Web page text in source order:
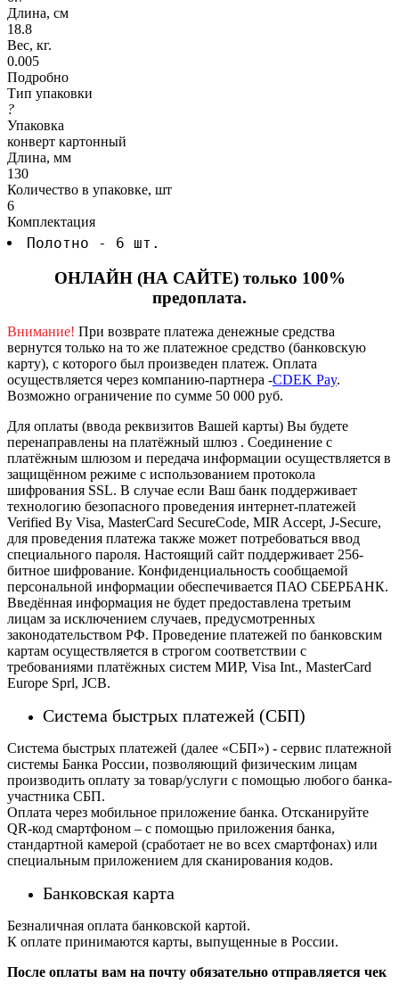
Длина, см
18.8
Вес, кг.
0.005
Подробно
Тип упаковки
?
Упаковка
конверт картонный
Длина, мм
130
Количество в упаковке, шт
6
Комплектация
Полотно - 6 шт.
ОНЛАЙН (НА САЙТЕ) только 100%
предоплата.
Внимание! При возврате платежа денежные средства
вернутся только на то же платежное средство (банковскую
карту), с которого был произведен платеж. Оплата
осуществляется через компанию-партнера -CDEK Pay.
Возможно ограничение по сумме 50 000 руб.
Для оплаты (ввода реквизитов Вашей карты) Вы будете
перенаправлены на платёжный шлюз . Соединение с
платёжным шлюзом и передача информации осуществляется в
защищённом режиме с использованием протокола
шифрования SSL. В случае если Ваш банк поддерживает
технологию безопасного проведения интернет-платежей
Verified By Visa, MasterCard SecureCode, MIR Accept, J-Secure,
для проведения платежа также может потребоваться ввод
специального пароля. Настоящий сайт поддерживает 256-
битное шифрование. Конфиденциальность сообщаемой
персональной информации обеспечивается ПАО СБЕРБАНК.
Введённая информация не будет предоставлена третьим
лицам за исключением случаев, предусмотренных
законодательством РФ. Проведение платежей по банковским
картам осуществляется в строгом соответствии с
требованиями платёжных систем МИР, Visa Int., MasterCard
Europe Sprl, JCB.
Система быстрых платежей (СБП)
Система быстрых платежей (далее «СБП») - сервис платежной
системы Банка России, позволяющий физическим лицам
производить оплату за товар/услуги с помощью любого банка-
участника СБП.
Оплата через мобильное приложение банка. Отсканируйте
QR-код смартфоном – с помощью приложения банка,
стандартной камерой (сработает не во всех смартфонах) или
специальным приложением для сканирования кодов.
Банковская карта
Безналичная оплата банковской картой.
К оплате принимаются карты, выпущенные в России.
После оплаты вам на почту обязательно отправляется чек